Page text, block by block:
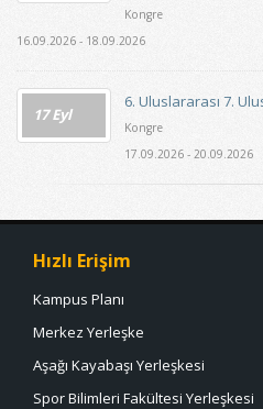
Kongre
16.09.2026 - 18.09.2026
17 Eyl
6. Uluslararası 7.
Kongre
17.09.2026 - 20.09.2026
Hızlı Erişim
Kampus Planı
Merkez Yerleşke
Aşağı Kayabaşı Yerleşkesi
Spor Bilimleri Fakültesi Yerleşkesi